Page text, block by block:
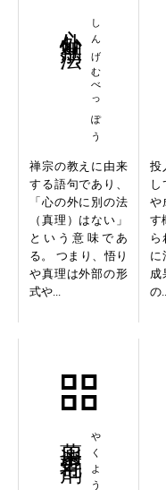
しんげむべっぽう
禅宗の教えに由来
する語句であり、
「心の外に別の法
（真理）はない」
という意味であ
る。 つまり、悟り
や真理は外部の形
式や...
投
し
や
す
ら
に
成
の